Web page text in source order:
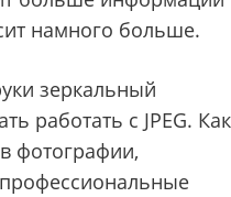
намного больше.
зеркальный
работать с JPEG. Как
фотографии,